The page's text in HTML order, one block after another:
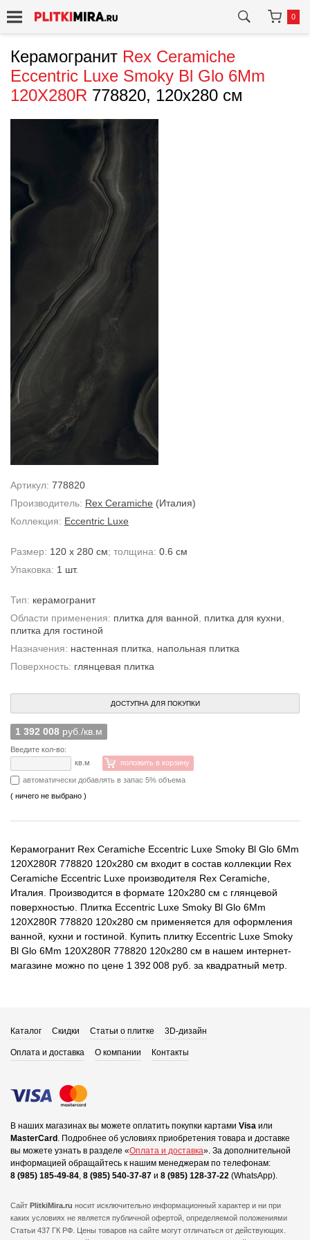
0
Керамогранит Rex Ceramiche
Eccentric Luxe Smoky Bl Glo 6Mm
120X280R 778820, 120x280 см
Артикул: 778820
Производитель: Rex Ceramiche (Италия)
Коллекция: Eccentric Luxe
Размер: 120 x 280 см; толщина: 0.6 см
Упаковка: 1 шт.
Тип: керамогранит
Области применения: плитка для ванной плитка для кухни
плитка для гостиной
Назначения: настенная плитка
напольная плитка
Поверхность: глянцевая плитка
ДОСТУПНА ДЛЯ ПОКУПКИ
1 392 008 руб./кв.м
Введите кол-во:
кв.м
положить в корзину
автоматически добавлять в запас 5% объема
( ничего не выбрано )
Керамогранит Rex Ceramiche Eccentric Luxe Smoky Bl Glo 6Mm
120X280R 778820 120x280 см входит в состав коллекции Rex
Ceramiche Eccentric Luxe производителя Rex Ceramiche,
Италия. Производится в формате 120x280 см с глянцевой
поверхностью. Плитка Eccentric Luxe Smoky Bl Glo 6Mm
120X280R 778820 120x280 см применяется для оформления
ванной, кухни и гостиной. Купить плитку Eccentric Luxe Smoky
Bl Glo 6Mm 120X280R 778820 120x280 см в нашем интернет-
магазине можно по цене 1 392 008 руб. за квадратный метр.
Каталог Скидки Статьи о плитке 3D-дизайн
Оплата и доставка О компании Контакты
В наших магазинах вы можете оплатить покупки картами Visa или
MasterCard . Подробнее об условиях приобретения товара и доставке
вы можете узнать в разделе «Оплата и доставка». За дополнительной
информацией обращайтесь к нашим менеджерам по телефонам:
8 (985) 185-49-84, 8 (985) 540-37-87 и 8 (985) 128-37-22 (WhatsApp).
Сайт PlitkiMira.ru носит исключительно информационный характер и ни при
каких условиях не является публичной офертой, определяемой положениями
Статьи 437 ГК РФ. Цены товаров на сайте могут отличаться от действующих.